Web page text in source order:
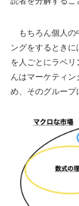
もちろん個人の
ングをするとき
を人ごとにラベリ
んはマーケティン
め、そのグループ